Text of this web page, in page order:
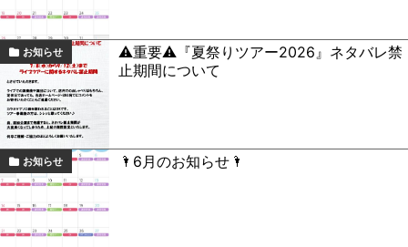
お知らせ
⚠️重要⚠️『夏祭りツアー2026』ネタバレ禁
止期間について
お知らせ 🌂6月のお知らせ🌂